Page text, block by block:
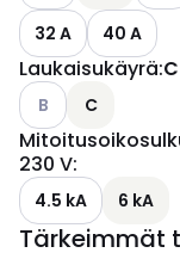
32 A
40 A
Laukaisukäyrä:C
Katso
B C
230 V:
4.5 kA 6 kA
Tärkeimmät